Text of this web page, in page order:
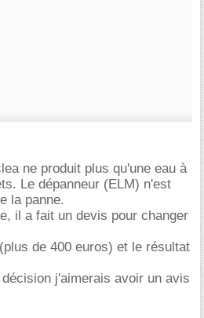
ne produit plus qu'une eau à
Le dépanneur (ELM) n'est
la panne.
il a fait un devis pour changer
de 400 euros) et le résultat
j'aimerais avoir un avis